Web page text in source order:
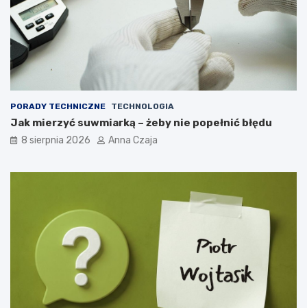
PORADY TECHNICZNE TECHNOLOGIA
Jak mierzyć suwmiarką – żeby nie popełnić błędu
8 sierpnia 2026 Anna Czaja